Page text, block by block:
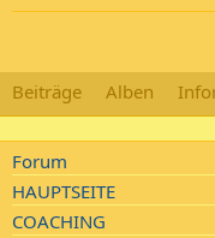
Beiträge Alben
Forum
HAUPTSEITE
COACHING